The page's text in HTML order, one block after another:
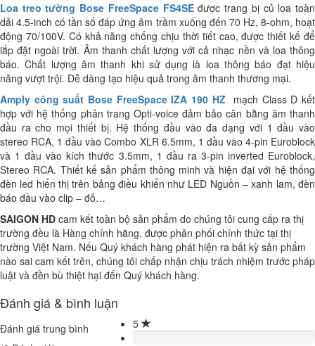
Loa treo tường Bose FreeSpace FS4SEđược trang bị củ loa toàn
dải 4.5-inch có tần số đáp ứng âm trầm xuống đến 70 Hz, 8-ohm, hoạt
động 70/100V. Có khả năng chống chịu thời tiết cao, được thiết kế để
lắp đặt ngoài trời. Âm thanh chất lượng với cả nhạc nền và loa thông
báo. Chất lượng âm thanh khi sử dụng là loa thông báo đạt hiệu
năng vượt trội. Dễ dàng tạo hiệu quả trong âm thanh thương mại.
Amply công suất Bose FreeSpace IZA 190 HZ mạch Class D kết
hợp với hệ thống phân trang Opti-voice đảm bảo cân bằng âm thanh
đầu ra cho mọi thiết bị. Hệ thống đầu vào đa dạng với 1 đầu vào
stereo RCA, 1 đầu vào Combo XLR 6.5mm, 1 đầu vào 4-pin Euroblock
và 1 đầu vào kích thước 3.5mm, 1 đầu ra 3-pin inverted Euroblock,
Stereo RCA. Thiết kế sản phẩm thông minh và hiện đại với hệ thống
đèn led hiển thị trên bảng điều khiển như LED Nguồn – xanh lam, đèn
báo đầu vào clip – đỏ…
SAIGON HD cam kết toàn bộ sản phẩm do chúng tôi cung cấp ra thị
trường đều là Hàng chính hãng, được phân phối chính thức tại thị
trường Việt Nam. Nếu Quý khách hàng phát hiện ra bất kỳ sản phẩm
nào sai cam kết trên, chúng tôi chấp nhận chịu trách nhiệm trước pháp
luật và đền bù thiệt hại đến Quý khách hàng.
Đánh giá & bình luận
Đánh giá trung bình
5